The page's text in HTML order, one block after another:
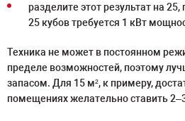
разделите этот результат на
25 кубов требуется 1 кВт
Техника не может в постоянном
пределе возможностей, поэтому
запасом. Для 15 м², к примеру,
помещениях желательно ставить